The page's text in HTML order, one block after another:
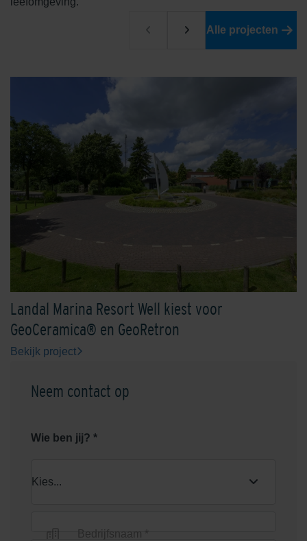
Edelrood
Engels Rood
Alle projecten
Landal Marina Resort Well kiest voor
GeoCeramica® en GeoRetron
Bekijk project
Neem contact op
Wie ben jij? *
Bedrijfsnaam *